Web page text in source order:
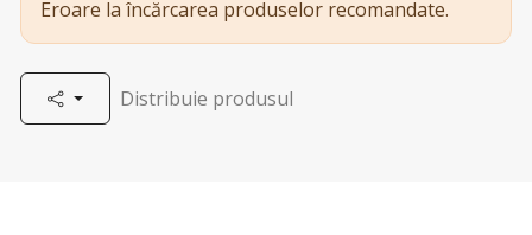
Eroare la încărcarea produselor recomandate.
Distribuie produsul